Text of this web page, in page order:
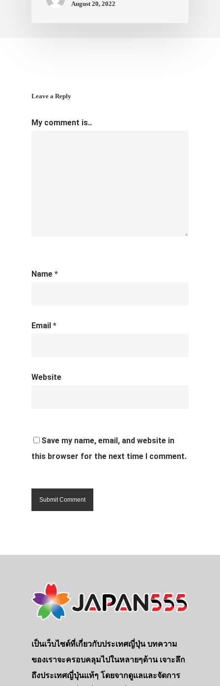
August 20, 2022
Leave a Reply
My comment is..
Name *
Email *
Website
Save my name, email, and website in
this browser for the next time I comment.
เป็นเว็บไซต์ที่เกี่ยวกับประเทศญี่ปุ่น บทความ
ของเราจะครอบคลุมไปในหลายๆด้าน เจาะลึก
ถึงประเทศญี่ปุ่นแท้ๆ โดยจากดูแลและจัดการ